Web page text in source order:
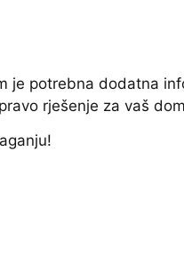
je potrebna dodatna
rješenje za vaš